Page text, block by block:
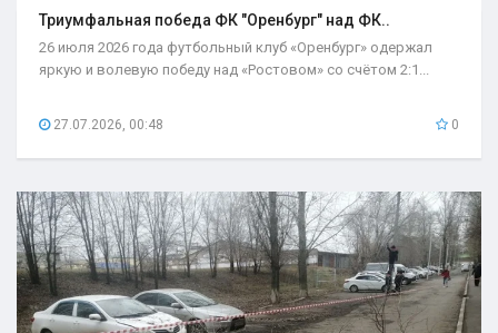
Триумфальная победа ФК "Оренбург" над ФК..
26 июля 2026 года футбольный клуб «Оренбург» одержал
яркую и волевую победу над «Ростовом» со счётом 2:1...
27.07.2026, 00:48 0